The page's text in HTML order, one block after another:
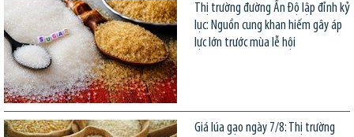
Thị trường đường Ấn Độ lập đỉnh kỷ
lục: Nguồn cung khan hiếm gây áp
lực lớn trước mùa lễ hội
Giá lúa gạo ngày 7/8: Thị trường